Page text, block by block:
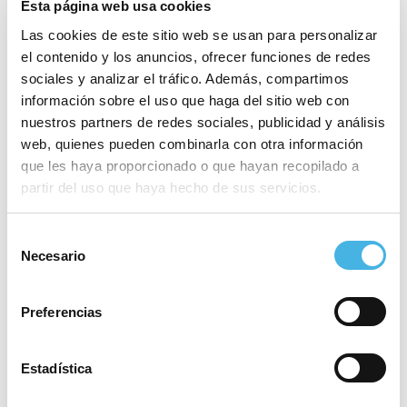
Esta página web usa cookies
Las cookies de este sitio web se usan para personalizar
el contenido y los anuncios, ofrecer funciones de redes
sociales y analizar el tráfico. Además, compartimos
información sobre el uso que haga del sitio web con
nuestros partners de redes sociales, publicidad y análisis
web, quienes pueden combinarla con otra información
que les haya proporcionado o que hayan recopilado a
partir del uso que haya hecho de sus servicios.
Necesario
Preferencias
Estadística
son algunos de los
instructores que nos acercarán a esta disciplina.
Los restaurantes Be Green ,Osloy Nomït , junto a la
chef vegana
Alejandra Schvart
, con dos propuesta
de cocina macrobiótica, nos ofrecerán
showcookingsespecializados. Antonio Linde
Suáreztendrán un lugar destacado dentro de la
Pranayamaque
imparteCris Parga Hula Hoops, los
Relax, de Atamasfera.
La música será otra de las protagonistas de esta
edición de Big Yoga Festival, que cuenta con Succo